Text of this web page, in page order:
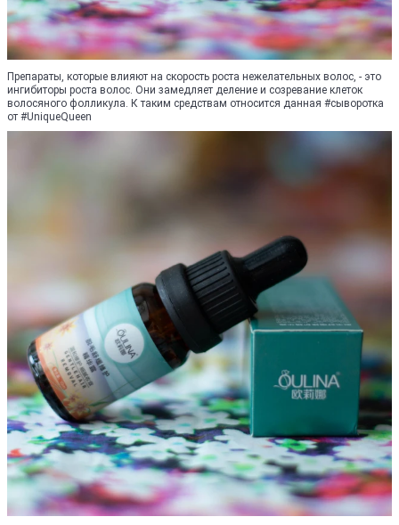
Препараты, которые влияют на скорость роста нежелательных волос, - это
ингибиторы роста волос. Они замедляет деление и созревание клеток
волосяного фолликула. К таким средствам относится данная #сыворотка
от #UniqueQueen